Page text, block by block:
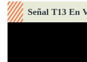
Señal T13 En